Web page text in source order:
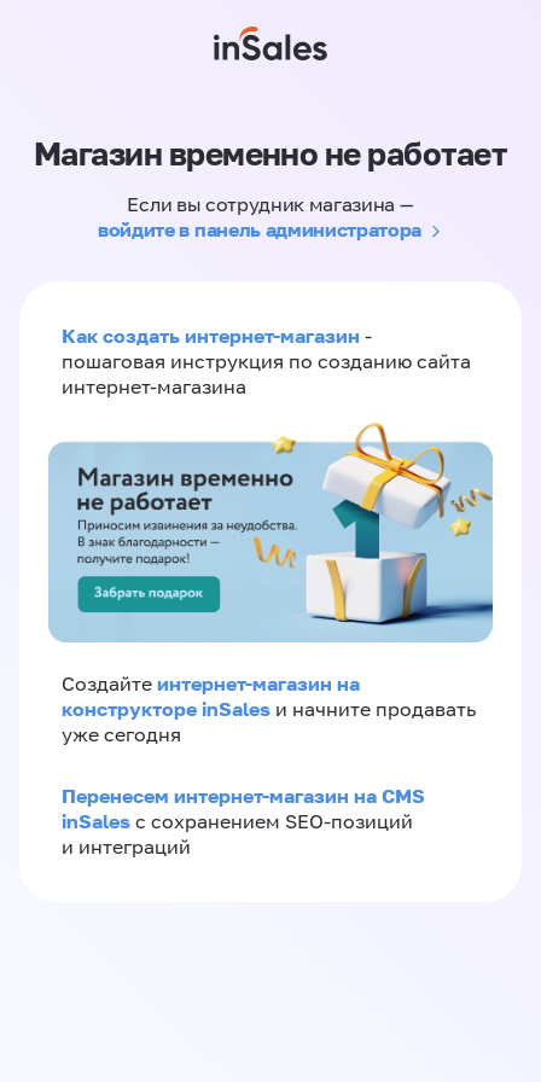
Магазин временно не работает
Если вы сотрудник магазина —
войдите в панель администратора
Как создать интернет-магазин -
пошаговая инструкция по созданию сайта
интернет-магазина
Создайте интернет-магазин на
конструкторе inSales и начните продавать
уже сегодня
Перенесем интернет-магазин на CMS
inSales с сохранением SEO-позиций
и интеграций